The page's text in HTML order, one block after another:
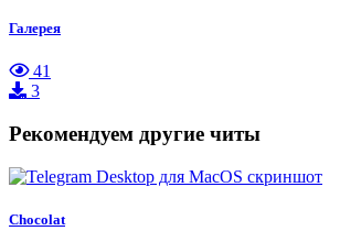
Галерея
41
3
Рекомендуем другие читы
Chocolat